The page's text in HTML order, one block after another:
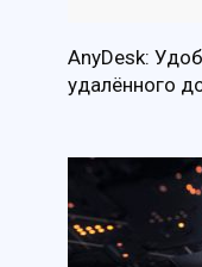
AnyDesk:
удалённого